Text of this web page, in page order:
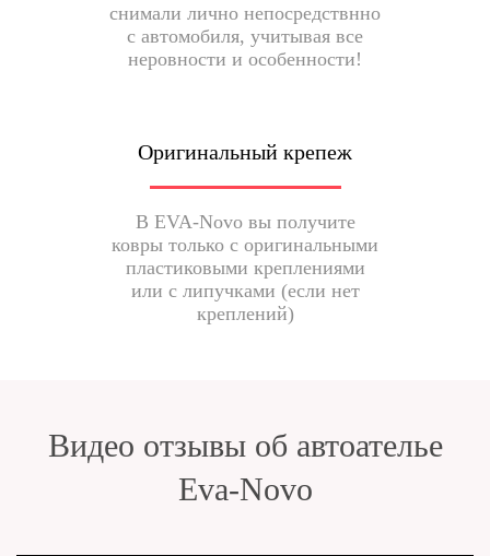
снимали лично непосредствнно
с автомобиля, учитывая все
неровности и особенности!
Оригинальный крепеж
В EVA-Novo вы получите
ковры только с оригинальными
пластиковыми креплениями
или с липучками (если нет
креплений)
Видео отзывы об автоателье
Eva-Novo